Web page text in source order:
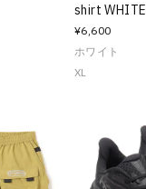
shirt WHITE
¥6,600
ホワイト
XL